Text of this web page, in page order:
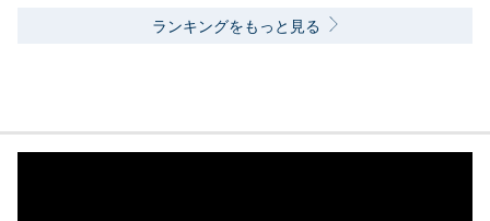
ランキングをもっと見る